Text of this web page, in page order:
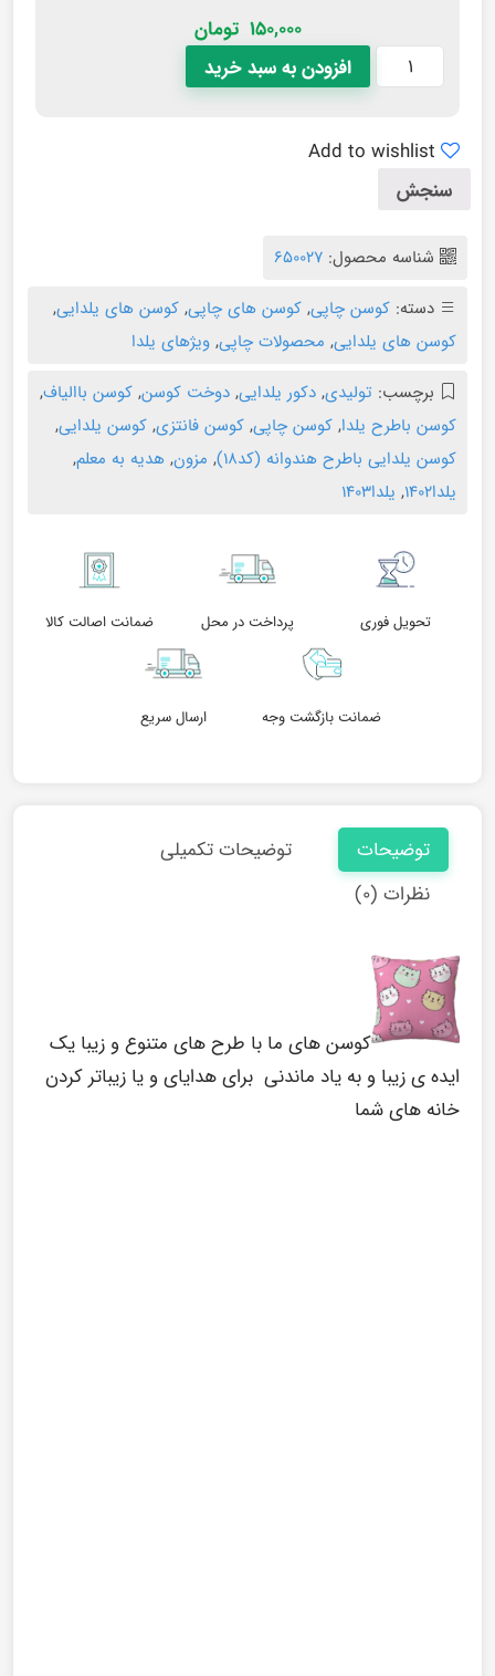
150,000 تومان
افزودن به سبد خرید
Add to wishlist
سنجش
شناسه محصول: 650027
دسته: کوسن چاپی, کوسن های چاپی, کوسن های یلدایی,
کوسن های یلدایی, محصولات چاپی, ویژهای یلدا
برچسب: تولیدی, دکور یلدایی, دوخت کوسن, کوسن باالیاف,
کوسن باطرح یلدا, کوسن چاپی, کوسن فانتزی, کوسن یلدایی,
کوسن یلدایی باطرح هندوانه (کد۱۸)
, مزون, هدیه به معلم,
یلدا۱۴۰۲
, یلدا۱۴۰۳
تحویل فوری پرداخت در محل ضمانت اصالت کالا
ضمانت بازگشت وجه ارسال سریع
توضیحات
توضیحات تکمیلی
نظرات (۰)
کوسن های ما با طرح های متنوع و زیبا یک
ایده ی زیبا و به یاد ماندنی برای هدایای و یا زیباتر کردن
خانه های شما